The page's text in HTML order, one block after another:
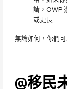
請，OWP
或更長
無論如何，你們
@移民